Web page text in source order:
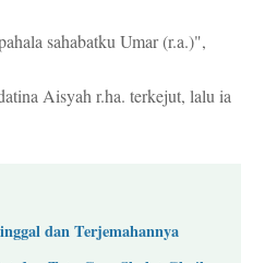
sahabatku Umar (r.a.)",
Aisyah r.ha. terkejut, lalu ia
dan Terjemahannya